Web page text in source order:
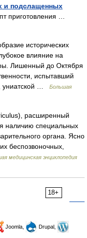
и подслащенных
приготовления …
исторических
влияние на
Лишенный до Октября
испытавший
униатской …
Большая
расширенный
наличию специальных
органа. Ясно
беспозвоночных,
медицинская энциклопедия
18+
Joomla,
Drupal,